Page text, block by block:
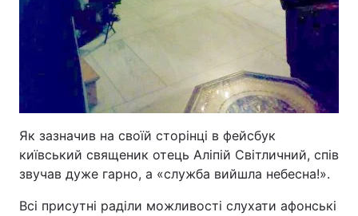
Як зазначив на своїй сторінці в фейсбук
київський священик отець Аліпій Світличний, спів
звучав дуже гарно, а «служба вийшла небесна!».
Всі присутні раділи можливості слухати афонські